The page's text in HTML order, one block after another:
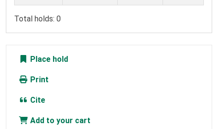
Total holds: 0
Place hold
Print
Cite
Add to your cart